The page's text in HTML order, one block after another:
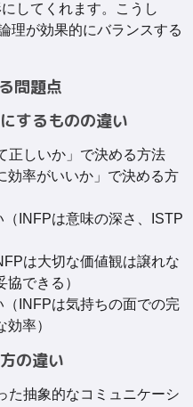
してくれます。こうし
理が効果的にバランスする
問題点
するものの違い
正しいか」で決める方法
効率がいいか」で決める方
INFPは意味の深さ、ISTP
は大切な価値観は譲れな
できる）
INFPは気持ちの面での完
率）
の違い
た抽象的なコミュニケーシ